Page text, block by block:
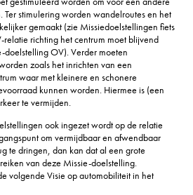
Ter stimulering worden wandelroutes en het
gemaakt (zie Missiedoelstellingen fiets
richting het centrum moet blijvend
OV). Verder moeten
zoals het inrichten van een
waar met kleinere en schonere
kunnen worden. Hiermee is (een
te vermijden.
ook ingezet wordt op de relatie
om vermijdbaar en afwendbaar
te dringen, dan kan dat al een grote
van deze Missie-doelstelling.
volgende Visie op automobiliteit in het